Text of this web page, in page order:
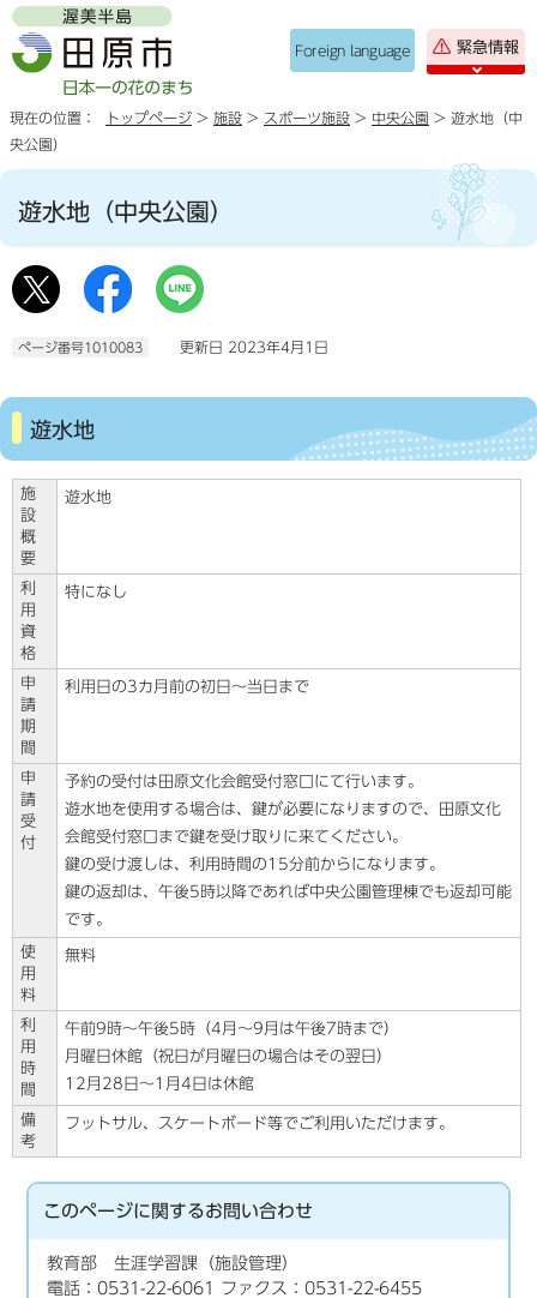
Foreign language 緊急情報
現在の位置： トップページ > 施設 > スポーツ施設 > 中央公園 > 遊水地（中
央公園）
遊水地（中央公園）
ページ番号1010083 更新日 2023年4月1日
遊水地
施
設
概
要
遊水地
利
用
資
格
特になし
申
請
期
間
利用日の3カ月前の初日～当日まで
申
請
受
付
予約の受付は田原文化会館受付窓口にて行います。
遊水地を使用する場合は、鍵が必要になりますので、田原文化
会館受付窓口まで鍵を受け取りに来てください。
鍵の受け渡しは、利用時間の15分前からになります。
鍵の返却は、午後5時以降であれば中央公園管理棟でも返却可能
です。
使
用
料
無料
利
用
時
間
午前9時～午後5時（4月～9月は午後7時まで）
月曜日休館（祝日が月曜日の場合はその翌日）
12月28日～1月4日は休館
備
考
フットサル、スケートボード等でご利用いただけます。
このページに関するお問い合わせ
教育部 生涯学習課（施設管理）
電話：0531-22-6061 ファクス：0531-22-6455